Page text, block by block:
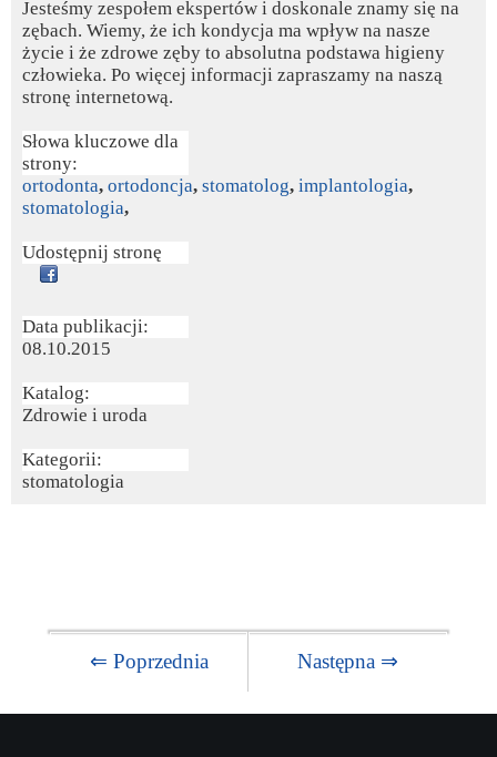
Jesteśmy zespołem ekspertów i doskonale znamy się na
zębach. Wiemy, że ich kondycja ma wpływ na nasze
życie i że zdrowe zęby to absolutna podstawa higieny
człowieka. Po więcej informacji zapraszamy na naszą
stronę internetową.
Słowa kluczowe dla
strony:
ortodonta, ortodoncja, stomatolog, implantologia,
stomatologia,
Udostępnij stronę
Data publikacji:
08.10.2015
Katalog:
Zdrowie i uroda
Kategorii:
stomatologia
⇐ Poprzednia Następna ⇒